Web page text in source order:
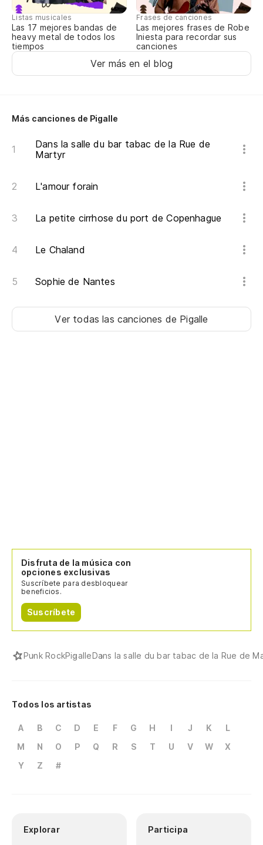
Listas musicales
Las 17 mejores bandas de
heavy metal de todos los
tiempos
Frases de canciones
Las mejores frases de Robe
Iniesta para recordar sus
canciones
Ver más en el blog
Más canciones de Pigalle
Dans la salle du bar tabac de la Rue de
Martyr
L'amour forain
La petite cirrhose du port de Copenhague
Le Chaland
Sophie de Nantes
Ver todas las canciones de Pigalle
Disfruta de la música con
opciones exclusivas
Suscríbete para desbloquear
beneficios.
Suscríbete
Punk RockPigalleDans la salle du bar tabac de la Rue de
Todos los artistas
A B C D E F G H I J K
L
M
N O P Q R S T U V W
X
Y
Z #
Explorar Participa